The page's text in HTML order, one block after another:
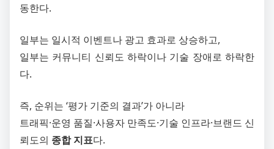
동한다.
일부는 일시적 이벤트나 광고 효과로 상승하고,
일부는 커뮤니티 신뢰도 하락이나 기술 장애로 하락한
다.
즉, 순위는 ‘평가 기준의 결과’가 아니라
트래픽·운영 품질·사용자 만족도·기술 인프라·브랜드 신
뢰도의 종합 지표다.